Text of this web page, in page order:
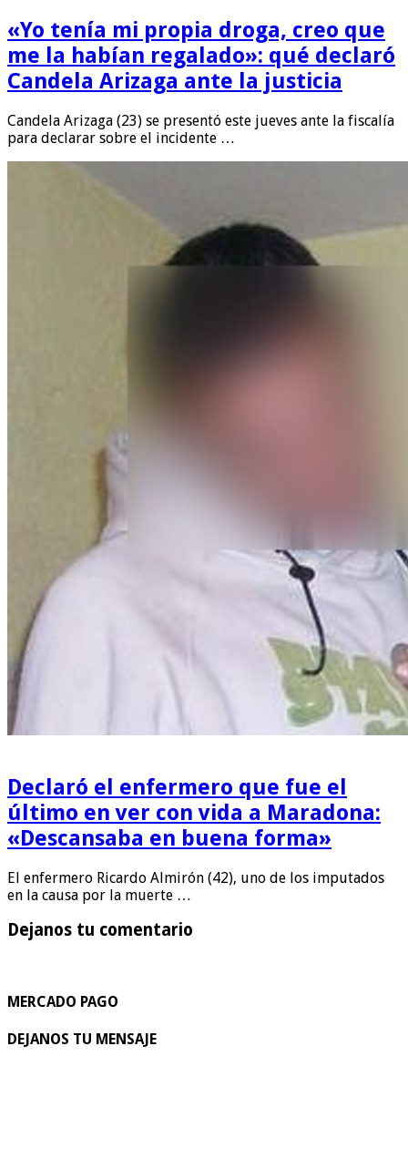
«Yo tenía mi propia droga, creo que
me la habían regalado»: qué declaró
Candela Arizaga ante la justicia
Candela Arizaga (23) se presentó este jueves ante la fiscalía
para declarar sobre el incidente …
Declaró el enfermero que fue el
último en ver con vida a Maradona:
«Descansaba en buena forma»
El enfermero Ricardo Almirón (42), uno de los imputados
en la causa por la muerte …
Dejanos tu comentario
MERCADO PAGO
DEJANOS TU MENSAJE